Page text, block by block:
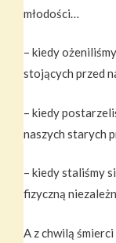
młodości…
– kiedy
stojących przed
– kiedy
naszych starych
– kiedy staliśmy
fizyczną
A z chwilą